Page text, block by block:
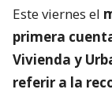
Este viernes el
primera
Vivienda y
referir a la